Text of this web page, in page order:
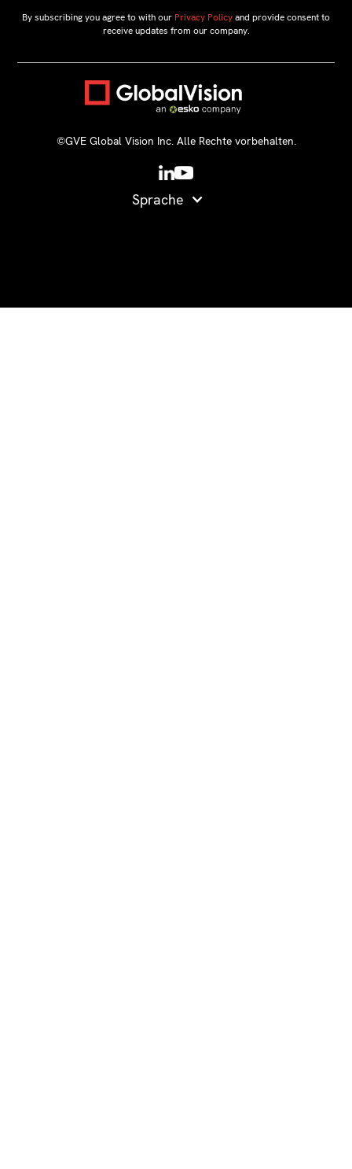
By subscribing you agree to with our Privacy Policyand provide consent to
receive updates from our company.
©GVE Global Vision Inc. Alle Rechte vorbehalten.
Sprache